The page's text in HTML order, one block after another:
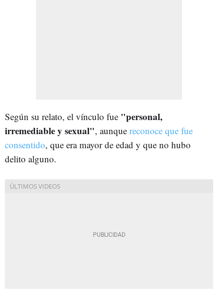
Según su relato, el vínculo fue "personal,
irremediable y sexual", aunque reconoce que fue
consentido, que era mayor de edad y que no hubo
delito alguno.